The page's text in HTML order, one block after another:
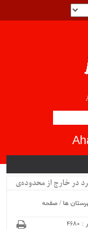
در خارج از محدوده‌ی
ها/صفحه